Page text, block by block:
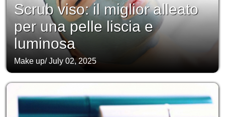
Scrub viso: il miglior alleato
per una pelle liscia e
luminosa
Make up/July 02, 2025